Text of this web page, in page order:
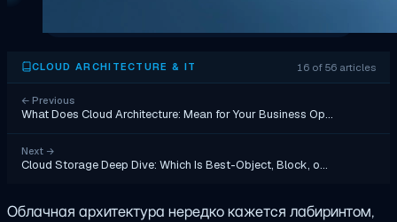
CLOUD ARCHITECTURE & IT 16 of 56 articles
← Previous
What Does Cloud Architecture: Mean for Your Business Op…
Next →
Cloud Storage Deep Dive: Which Is Best-Object, Block, o…
Облачная архитектура нередко кажется лабиринтом,